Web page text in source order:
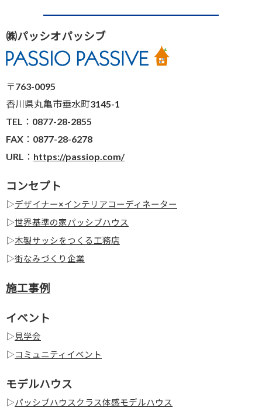
㈱パッシオパッシブ
〒763-0095
香川県丸亀市垂水町3145-1
TEL：0877-28-2855
FAX：0877-28-6278
URL： https://passiop.com/
コンセプト
▷デザイナー×インテリアコーディネーター
▷世界基準の家パッシブハウス
▷木製サッシをつくる工務店
▷街なみづくり企業
施工事例
イベント
▷ 見学会
▷コミュニティイベント
モデルハウス
▷パッシブハウスクラス体感モデルハウス